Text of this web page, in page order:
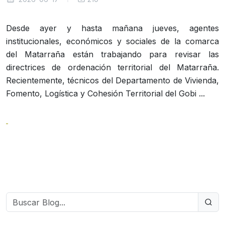
Desde ayer y hasta mañana jueves, agentes
institucionales, económicos y sociales de la comarca
del Matarraña están trabajando para revisar las
directrices de ordenación territorial del Matarraña.
Recientemente, técnicos del Departamento de Vivienda,
Fomento, Logística y Cohesión Territorial del Gobi ...